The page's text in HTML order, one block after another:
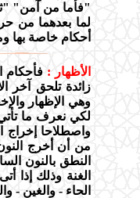
"فأما من آمن"
لما بعدهما من
أحكام خاصة بها
الأظهار : فأحكام
زائدة تلحق آخر
وهي الإظهار
لكي نعرف ما تأتي
واصطلاحا
من أن أخرج
النطق بالنون
الغنة وذلك إذا
الحاء - والغين -